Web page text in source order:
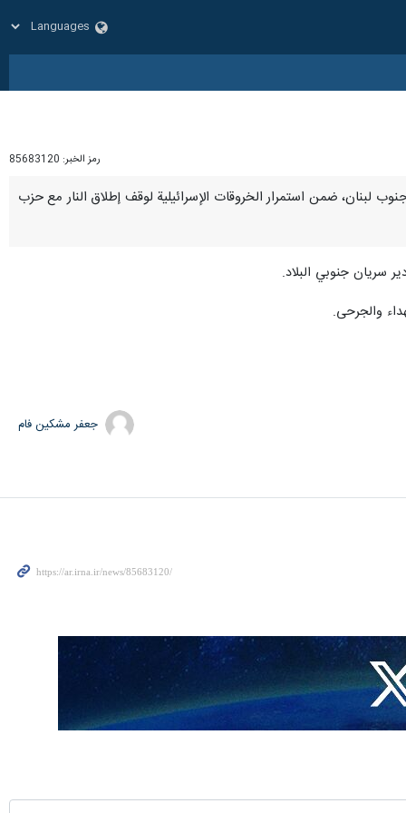
رمز الخبر: 85683120
السبت، في غارتين إسرائيليتين جنوب لبنان، ضمن استمرار الخروقات الإسرائيلية لوقف إطلاق النار مع حزب
والجرحى.
جعفر مشکین فام